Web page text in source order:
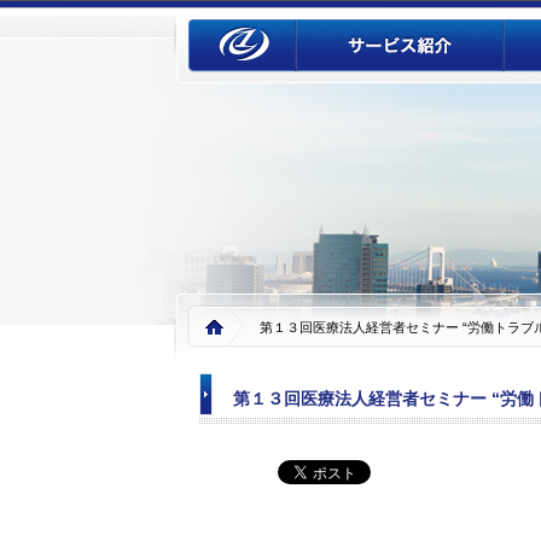
第１３回医療法人経営者セミナー “労働トラブ
第１３回医療法人経営者セミナー “労